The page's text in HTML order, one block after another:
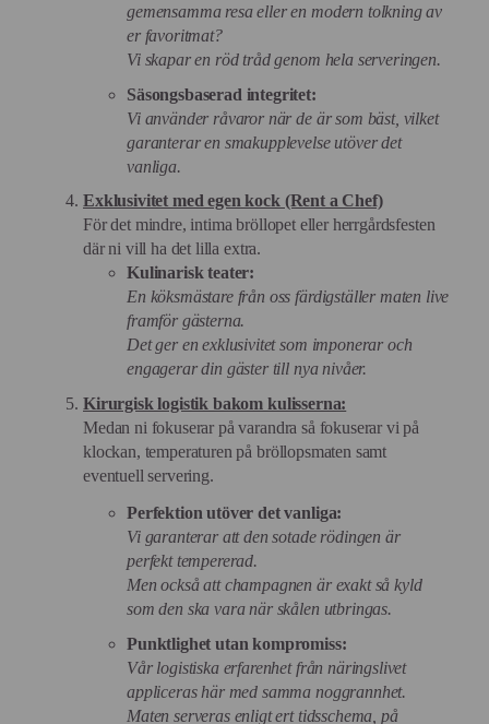
gemensamma resa eller en modern tolkning av
er favoritmat?
Vi skapar en röd tråd genom hela serveringen.
Säsongsbaserad integritet:
Vi använder råvaror när de är som bäst, vilket
garanterar en smakupplevelse utöver det
vanliga.
Exklusivitet med egen kock (Rent a Chef)
För det mindre, intima bröllopet eller herrgårdsfesten
där ni vill ha det lilla extra.
Kulinarisk teater:
En köksmästare från oss färdigställer maten live
framför gästerna.
Det ger en exklusivitet som imponerar och
engagerar din gäster till nya nivåer.
Kirurgisk logistik bakom kulisserna:
Medan ni fokuserar på varandra så fokuserar vi på
klockan, temperaturen på bröllopsmaten samt
eventuell servering.
Perfektion utöver det vanliga:
Vi garanterar att den sotade rödingen är
perfekt tempererad.
Men också att champagnen är exakt så kyld
som den ska vara när skålen utbringas.
Punktlighet utan kompromiss:
Vår logistiska erfarenhet från näringslivet
appliceras här med samma noggrannhet.
Maten serveras enligt ert tidsschema, på